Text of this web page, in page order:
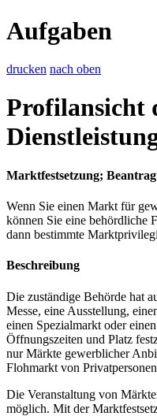
Aufgaben
drucken nach oben
Profilansicht
Marktfestsetzung;
Wenn Sie einen Markt für
können Sie eine behördliche
dann bestimmte
Beschreibung
Die zuständige Behörde hat
Messe, eine Ausstellung,
einen Spezialmarkt oder
Öffnungszeiten und Platz
nur Märkte gewerblicher
Flohmarkt von
Die Veranstaltung von
möglich. Mit der